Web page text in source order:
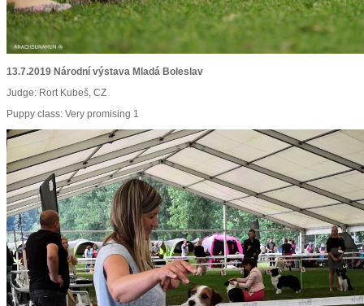
13.7.2019 Národní výstava Mladá Boleslav
Judge: Rort Kubeš, CZ
Puppy class: Very promising 1